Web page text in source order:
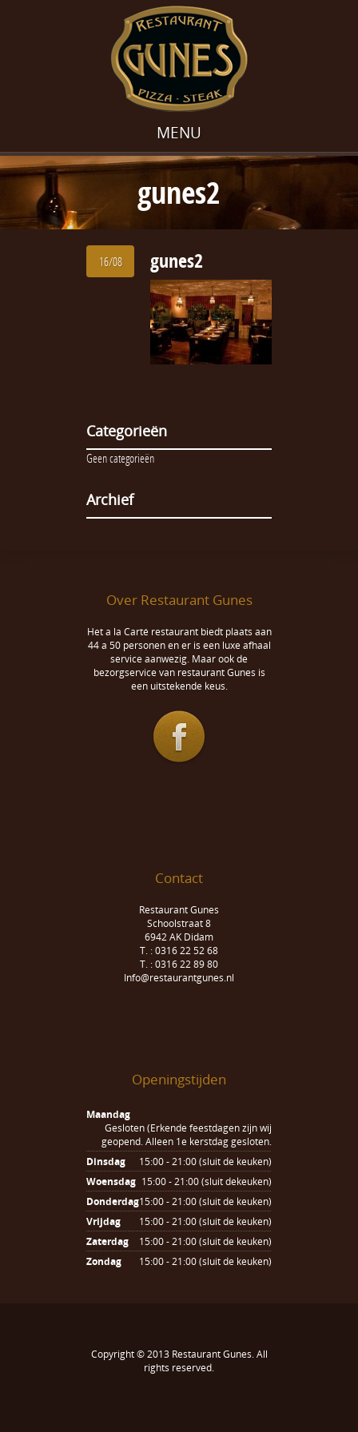
MENU
gunes2
16/08 gunes2
Categorieën
Geen categorieën
Archief
Over Restaurant Gunes
Het a la Carté restaurant biedt plaats aan
44 a 50 personen en er is een luxe afhaal
service aanwezig. Maar ook de
bezorgservice van restaurant Gunes is
een uitstekende keus.
Contact
Restaurant Gunes
Schoolstraat 8
6942 AK Didam
T. : 0316 22 52 68
T. : 0316 22 89 80
Info@restaurantgunes.nl
Openingstijden
Maandag
Gesloten (Erkende feestdagen zijn wij
geopend. Alleen 1e kerstdag gesloten.
Dinsdag
15:00 - 21:00 (sluit de keuken)
Woensdag 15:00 - 21:00 (sluit dekeuken)
Donderdag15:00 - 21:00 (sluit de keuken)
Vrijdag
15:00 - 21:00 (sluit de keuken)
Zaterdag
15:00 - 21:00 (sluit de keuken)
Zondag
15:00 - 21:00 (sluit de keuken)
Copyright © 2013 Restaurant Gunes. All
rights reserved.